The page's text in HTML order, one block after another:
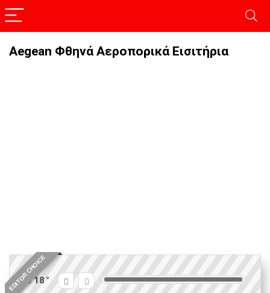
Aegean Φθηνά Αεροπορικά Εισιτήρια
EDITOR CHOICE
18